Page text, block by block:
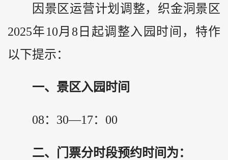
因景区运营计划调整，织金洞景区
2025年10月8日起调整入园时间，特作
以下提示：
一、景区入园时间
08：30—17：00
二、门票分时段预约时间为：